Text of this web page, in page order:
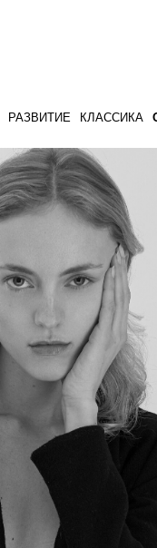
РАЗВИТИЕ КЛАССИКА